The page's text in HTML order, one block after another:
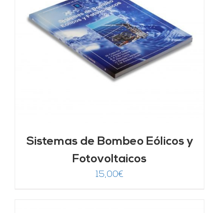
Sistemas de Bombeo Eólicos y
Fotovoltaicos
15,00€